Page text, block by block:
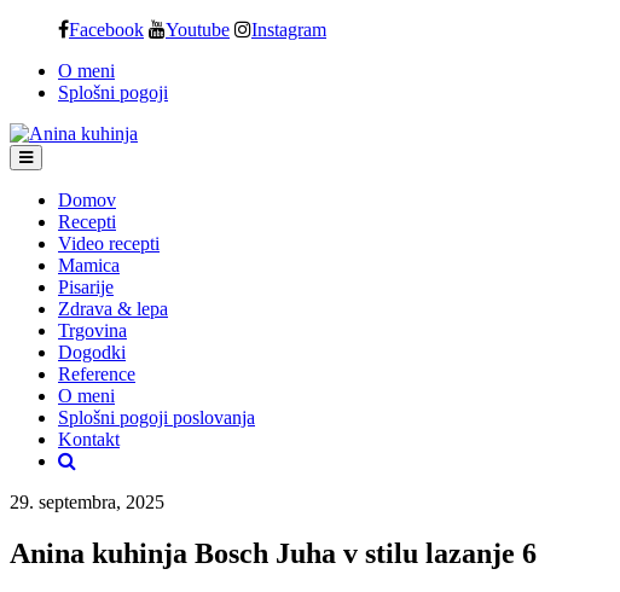
content
Facebook Youtube Instagram
O meni
Splošni pogoji
Domov
Recepti
Video recepti
Mamica
Pisarije
Zdrava & lepa
Trgovina
Dogodki
Reference
O meni
Splošni pogoji poslovanja
Kontakt
29. septembra, 2025
Anina kuhinja Bosch Juha v stilu lazanje 6